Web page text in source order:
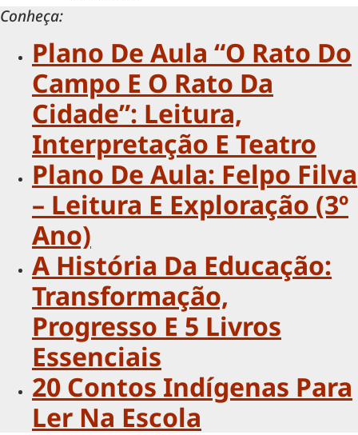
Conheça:
Plano De Aula “O Rato Do
Campo E O Rato Da
Cidade”: Leitura,
Interpretação E Teatro
Plano De Aula: Felpo Filva
– Leitura E Exploração (3º
Ano)
A História Da Educação:
Transformação,
Progresso E 5 Livros
Essenciais
20 Contos Indígenas Para
Ler Na Escola